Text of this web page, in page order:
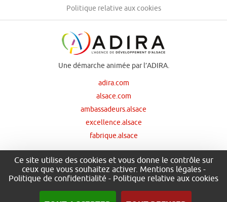
Politique relative aux cookies
Une démarche animée par l’ADIRA.
adira.com
alsace.com
ambassadeurs.alsace
excellence.alsace
fabrique.alsace
Nos principaux financeurs
Ce site utilise des cookies et vous donne le contrôle sur
ceux que vous souhaitez activer. Mentions légales-
Politique de confidentialité - Politique relative aux cookies